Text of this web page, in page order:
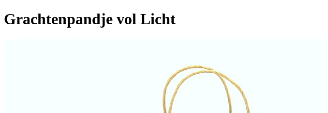
Grachtenpandje vol Licht